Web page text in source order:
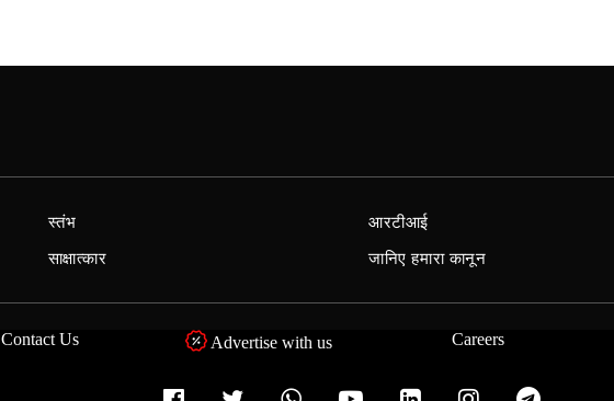
स्तंभ
साक्षात्कार
आरटीआई
जानिए हमारा कानून
Contact Us Advertise with us Careers